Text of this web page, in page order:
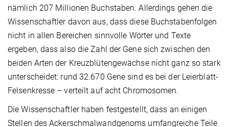
nämlich 207 Millionen Buchstaben. Allerdings gehen die
Wissenschaftler davon aus, dass diese Buchstabenfolgen
nicht in allen Bereichen sinnvolle Wörter und Texte
ergeben, dass also die Zahl der Gene sich zwischen den
beiden Arten der Kreuzblütengewächse nicht ganz so stark
unterscheidet: rund 32.670 Gene sind es bei der Leierblatt-
Felsenkresse – verteilt auf acht Chromosomen.
Die Wissenschaftler haben festgestellt, dass an einigen
Stellen des Ackerschmalwandgenoms umfangreiche Teile